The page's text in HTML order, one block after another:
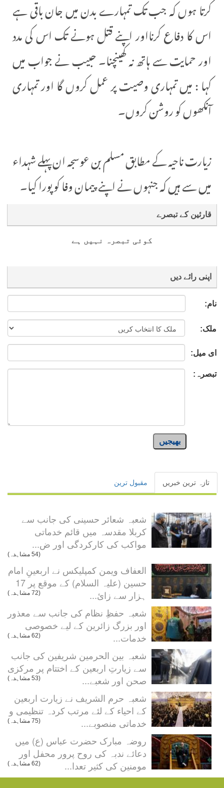
کرتا ہوں کہ جب تک تمہارے بدن میں جان باقی ہے
اس کا دفاع کرنااور اپنے قتل ہونے تک اس کی مدد
اور حمایت سے ہاتھ نہ کھینچنا۔ حبیب نے جواب میں
کہا : میں تمہاری وصیت پر عمل کروں گا اور تمہاری
آنکھوں کو روشن کروں۔
زیارت ناحیہ کے مطابق مسلم بن عوسجہ ان پہلے شہداء
میں سے ہیں کہ جنہوں نے اپنے پیمان وفا کو پورا کیا۔
قارئین کے تبصرے
کوئی تبصرہ نہیں ہے
اپنی رائے دیں
نام:
ملک:
ای میل:
تبصرہ:
بھیجیں
تازہ ترین خبریں مقبول ترین
شعبہ شعائر حسینی کی جانب سے
کربلا مقدسہ میں قائم خدماتی
مواکب کی کارکردگی اور ض...
(54 مشاہدہ)
العفاف ویمن کمپلیکس نے اربعینِ امام
حسین (علیہ السلام) کے موقع پر 17
ہزار سے زائ...
(72 مشاہدہ)
شعبہ حفظِ نظام کی جانب سے معذور
اور بزرگ زائرین کے لیے خصوصی
خدمات...
(62 مشاہدہ)
شعبہ بین الحرمین شریفین کی جانب
سے زیارتِ اربعین کے اختتام پر مرکزی
صحن اور شعبے...
(53 مشاہدہ)
شعبہ حرم الشریف نے زیارت اربعین
کے احیاء کے لئے مرتب کردہ تنظیمی و
خدماتی منصوبے...
(75 مشاہدہ)
روضہ مبارک حضرت عباس (ع) میں
دعائے ندبہ کی روح پرور محفل اور
مومنین کی کثیر تعدا...
(62 مشاہدہ)